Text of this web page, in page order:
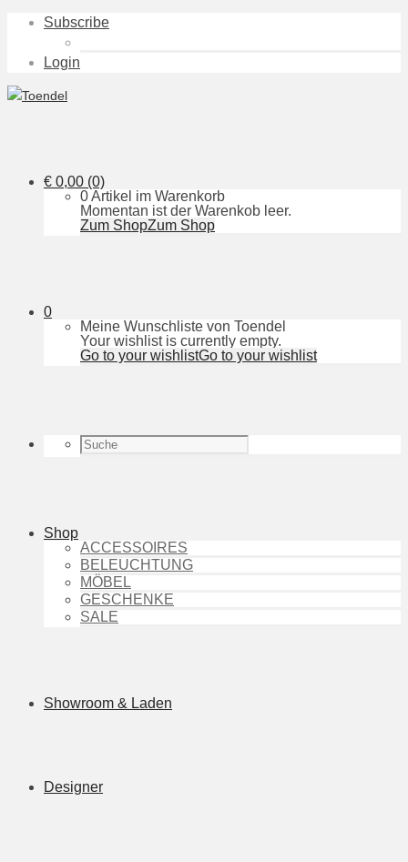
Subscribe
Login
€ 0,00 (0)
0 Artikel im Warenkorb
Momentan ist der Warenkob leer.
Zum ShopZum Shop
0
Meine Wunschliste von Toendel
Your wishlist is currently empty.
Go to your wishlistGo to your wishlist
Shop
ACCESSOIRES
BELEUCHTUNG
MÖBEL
GESCHENKE
SALE
Showroom & Laden
Designer